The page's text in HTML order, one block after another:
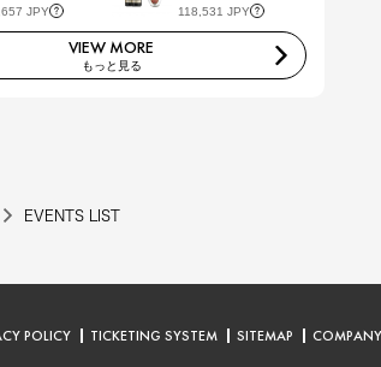
JPY 118,531 JPY
VIEW MORE
もっと見る
EVENTS LIST
POLICY TICKETING SYSTEM SITEMAP COMPANY